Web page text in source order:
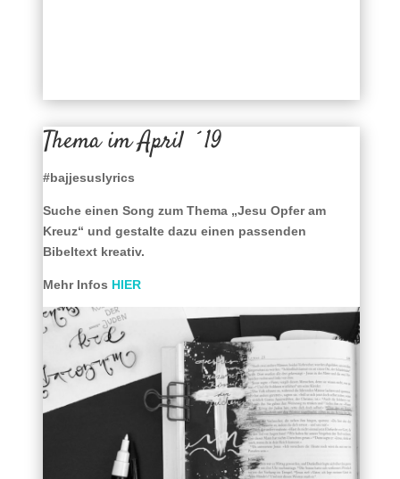
Thema im April ´19
#bajjesuslyrics
Suche einen Song zum Thema „Jesu Opfer am
Kreuz“ und gestalte dazu einen passenden
Bibeltext kreativ.
Mehr Infos HIER